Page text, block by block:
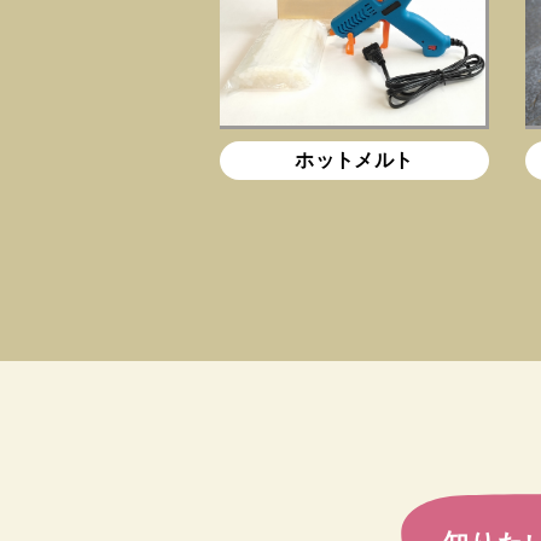
ホットメルト